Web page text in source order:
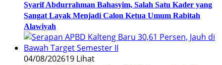
Syarif Abdurrahman Bahasyim, Salah Satu Kader yang
Sangat Layak Menjadi Calon Ketua Umum Rabitah
Alawiyah
04/08/202619 Lihat